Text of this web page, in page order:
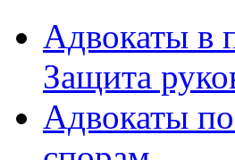
Адвокаты в
Защита
Адвокаты